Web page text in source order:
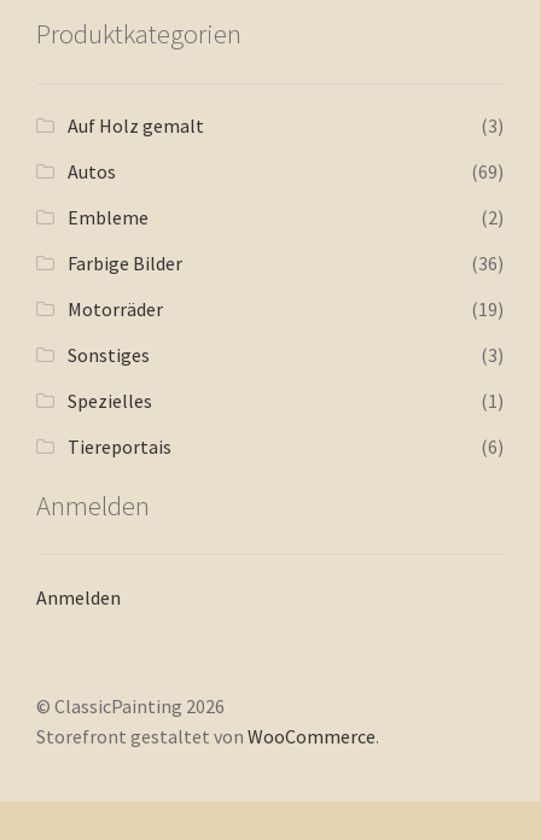
Produktkategorien
Auf Holz gemalt
(3)
Autos
(69)
Embleme
(2)
Farbige Bilder
(36)
Motorräder
(19)
Sonstiges
(3)
Spezielles
(1)
Tiereportais
(6)
Anmelden
Anmelden
© ClassicPainting 2026
Storefront gestaltet von WooCommerce.